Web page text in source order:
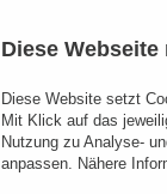
Diese
Diese Website setzt
Mit Klick auf das
Nutzung zu Analyse-
anpassen. Nähere